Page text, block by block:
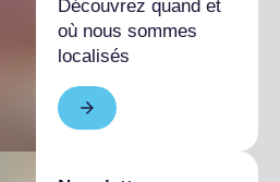
Découvrez quand et
où nous sommes
localisés